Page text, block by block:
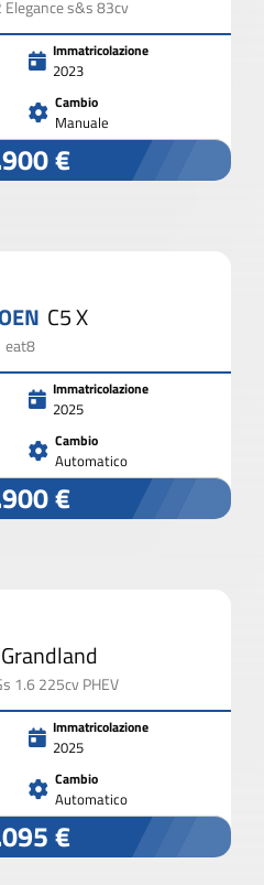
Elegance s&s 83cv
Immatricolazione
2023
Cambio
Manuale
€
C5 X
eat8
Immatricolazione
2025
Cambio
Automatico
€
Grandland
1.6 225cv PHEV
Immatricolazione
2025
Cambio
Automatico
€